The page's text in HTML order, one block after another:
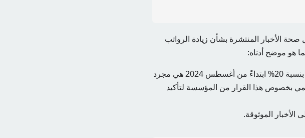
الأخبار المنتشرة بشأن زيادة الرواتب
هو موضح أدناه:
أوضحت المؤسسة أن الأخبار المتعلقة بزيادة الرواتب التقاعدية بنسبة 20% ابتداءً من أغسطس 2024 هي مجرد
بخصوص هذا القرار من المؤسسة لتأكيد
الموثوقة.